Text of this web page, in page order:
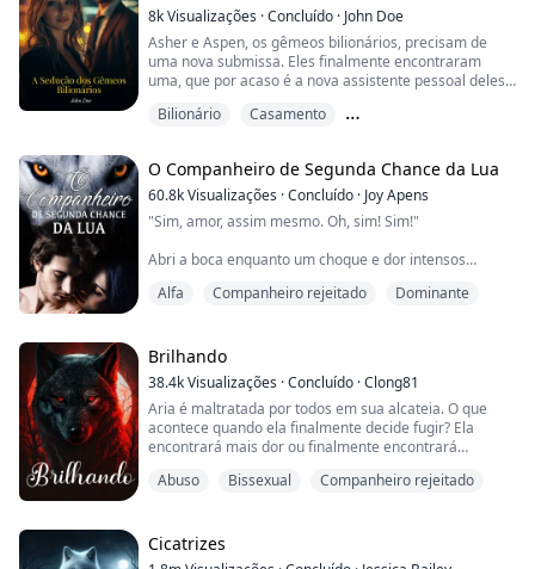
8kVisualizações ·Concluído · John Doe
Asher e Aspen, os gêmeos bilionários, precisam de
uma nova submissa. Eles finalmente encontraram
uma, que por acaso é a nova assistente pessoal deles,
diretos, decidiram seduzi-la para que ela aceite ser a
Bilionário
Casamento
O Companheiro de Segunda Chance da Lua
60.8kVisualizações ·Concluído · Joy Apens
"Sim, amor, assim mesmo. Oh, sim! Sim!"
Abri a boca enquanto um choque e dor intensos
com minha meia-irmã na nossa noite de casamento.
altos.
Larissa, a estimada Luna da alcateia Tokenmoon, tinha
tudo. Um marido amoroso e uma alcateia forte. Ma...
Alfa Companheiro rejeitado Dominante
Brilhando
38.4kVisualizações ·Concluído ·Clong81
Aria é maltratada por todos em sua alcateia. O que
acontece quando ela finalmente decide fugir? Ela
encontrará mais dor ou finalmente encontrará
Brandon é o herdeiro Beta e melhor amigo de Damien.
Abuso Bissexual Companheiro rejeitado
Cicatrizes